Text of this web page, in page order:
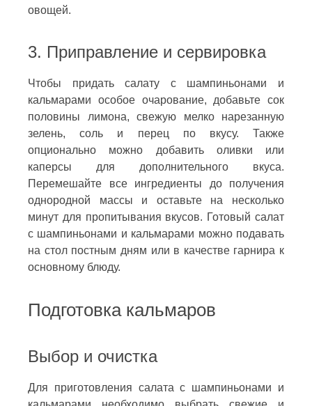
овощей.
3. Приправление и сервировка
Чтобы придать салату с шампиньонами и
кальмарами особое очарование, добавьте сок
половины лимона, свежую мелко нарезанную
зелень, соль и перец по вкусу. Также
опционально можно добавить оливки или
каперсы для дополнительного вкуса.
Перемешайте все ингредиенты до получения
однородной массы и оставьте на несколько
минут для пропитывания вкусов. Готовый салат
с шампиньонами и кальмарами можно подавать
на стол постным дням или в качестве гарнира к
основному блюду.
Подготовка кальмаров
Выбор и очистка
Для приготовления салата с шампиньонами и